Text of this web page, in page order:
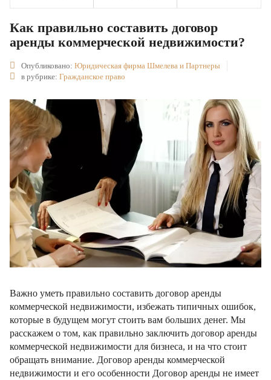
Как правильно составить договор
аренды коммерческой недвижимости?
Опубликовано: Юридическая фирма Шмелева и Партнеры
в рубрике: Гражданское право
Важно уметь правильно составить договор аренды
коммерческой недвижимости, избежать типичных ошибок,
которые в будущем могут стоить вам больших денег. Мы
расскажем о том, как правильно заключить договор аренды
коммерческой недвижимости для бизнеса, и на что стоит
обращать внимание. Договор аренды коммерческой
недвижимости и его особенности Договор аренды не имеет